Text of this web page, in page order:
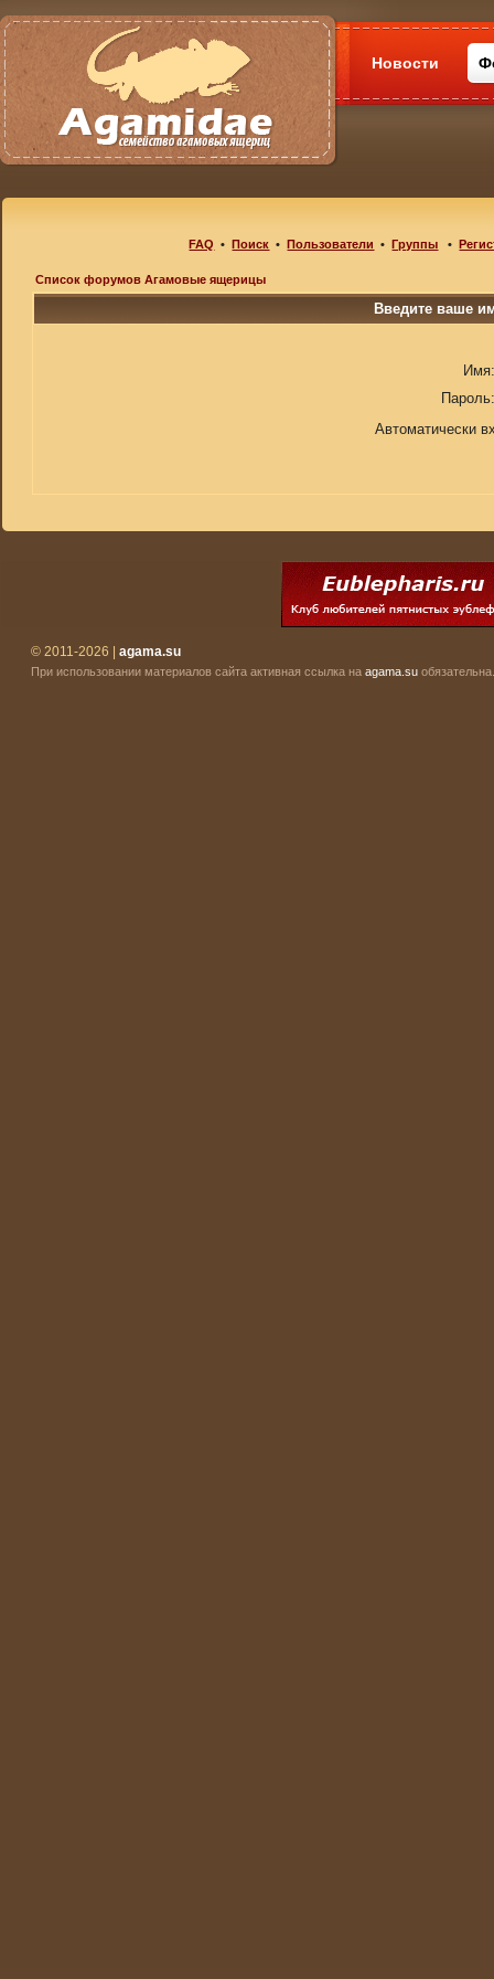
Новости
FAQ •Поиск •Пользователи •Группы •
Список форумов Агамовые ящерицы
Введите ваше
Имя:
Пароль:
Автоматически
© 2011-2026 | agama.su
При использовании материалов сайта активная ссылка на agama.su обязательна.